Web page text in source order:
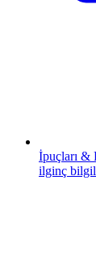
İpuçları &
ilginç